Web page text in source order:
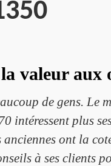
valeur aux
de gens. Le
intéressent plus
ont la
à ses clients